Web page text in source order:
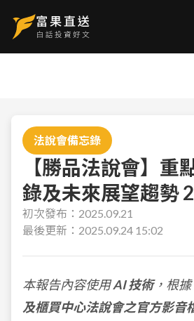
法說會備忘錄
【勝品法說會】重
錄及未來展望趨勢
初次發布： 2025.09.21
最後更新： 2025.09.24 15:02
本報告內容使用AI 技術，根據
及櫃買中心法說會之官方影音